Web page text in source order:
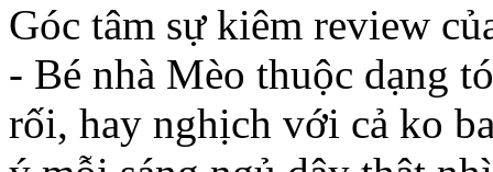
Góc tâm sự kiêm review
- Bé nhà Mèo thuộc dạng
rối, hay nghịch với cả ko